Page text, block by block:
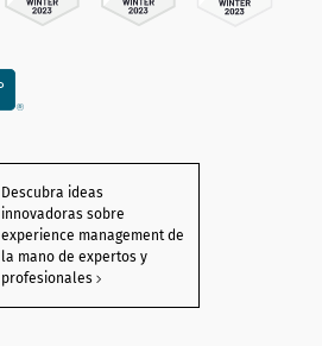
Descubra ideas
innovadoras sobre
experience management de
la mano de expertos y
profesionales